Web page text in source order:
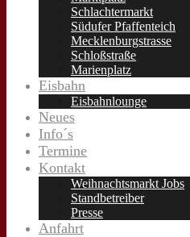
Schlachtermarkt
Südufer Pfaffenteich
Mecklenburgstrasse
Schloßstraße
Marienplatz
Eisbahn
Eisbahnlounge
Neues
Info´s
Termine
Kontakt
Weihnachtsmarkt Jobs
Standbetreiber
Presse
Anfahrt